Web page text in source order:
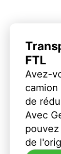
FTL
Avez-
de
Avec
de